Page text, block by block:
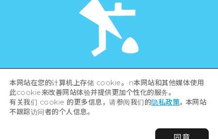
Hiroshima Prefecture / Hiroshima City .
All rights reserved
本网站在您的计算机上存储 cookie。 n本网站和其他媒体使用
此cookie来改善网站体验并提供更加个性化的服务。
有关我们 cookie 的更多信息，请参阅我们的隐私政策。本网站
不跟踪访问者的个人信息。